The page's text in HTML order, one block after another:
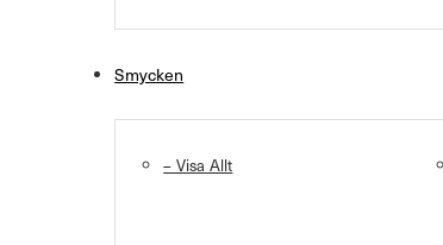
Smycken
– Visa Allt